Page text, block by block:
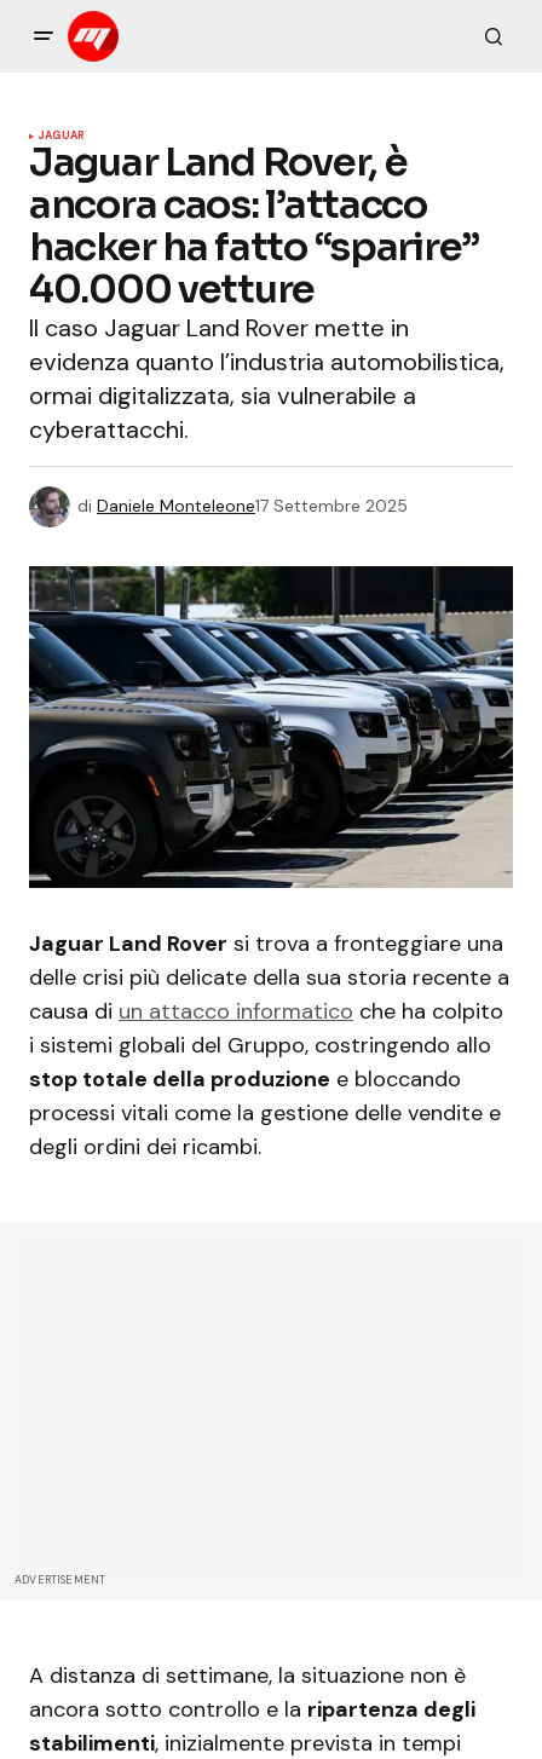
JAGUAR
Jaguar Land Rover, è
ancora caos: l’attacco
hacker ha fatto “sparire”
40.000 vetture
Il caso Jaguar Land Rover mette in
evidenza quanto l’industria automobilistica,
ormai digitalizzata, sia vulnerabile a
cyberattacchi.
di Daniele Monteleone17 Settembre 2025
Jaguar Land Rover si trova a fronteggiare una
delle crisi più delicate della sua storia recente a
causa di un attacco informatico che ha colpito
i sistemi globali del Gruppo, costringendo allo
stop totale della produzione e bloccando
processi vitali come la gestione delle vendite e
degli ordini dei ricambi.
ADVERTISEMENT
A distanza di settimane, la situazione non è
ancora sotto controllo e la ripartenza degli
stabilimenti, inizialmente prevista in tempi